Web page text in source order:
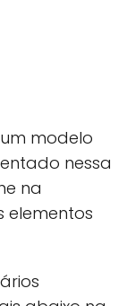
modelo
nessa
na
elementos